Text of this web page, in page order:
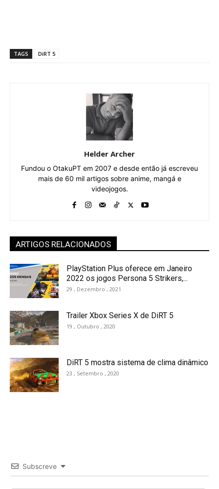
TAGS DiRT 5
Helder Archer
Fundou o OtakuPT em 2007 e desde então já escreveu
mais de 60 mil artigos sobre anime, mangá e
videojogos.
ARTIGOS RELACIONADOS
PlayStation Plus oferece em Janeiro
2022 os jogos Persona 5 Strikers,...
29 , Dezembro , 2021
Trailer Xbox Series X de DiRT 5
19 , Outubro , 2020
DiRT 5 mostra sistema de clima dinâmico
23 , Setembro , 2020
Subscreve